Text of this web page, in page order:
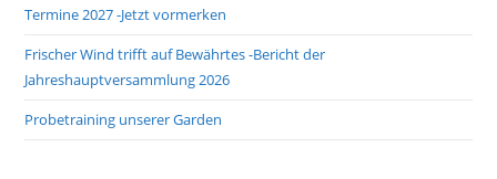
Termine 2027 -Jetzt vormerken
Frischer Wind trifft auf Bewährtes -Bericht der
Jahreshauptversammlung 2026
Probetraining unserer Garden